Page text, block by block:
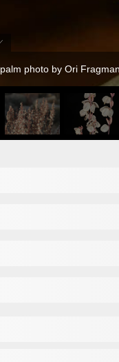
palm photo by Ori